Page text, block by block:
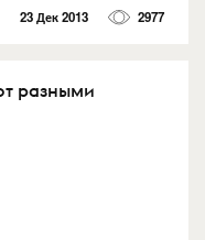
23 Дек 2013 2977
разными